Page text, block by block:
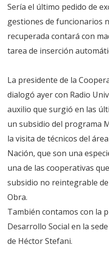
Sería el último pedido de
gestiones de funcionarios
recuperada contará con
tarea de inserción
La presidente de la
dialogó ayer con Radio
auxilio que surgió en las
un subsidio del programa
la visita de técnicos del
Nación, que son una
una de las cooperativas
subsidio no reintegrable
Obra.
También contamos con la
Desarrollo Social en la
de Héctor Stefani.